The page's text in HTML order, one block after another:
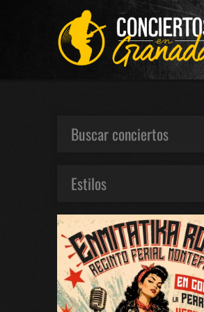
Buscar conciertos
Estilos